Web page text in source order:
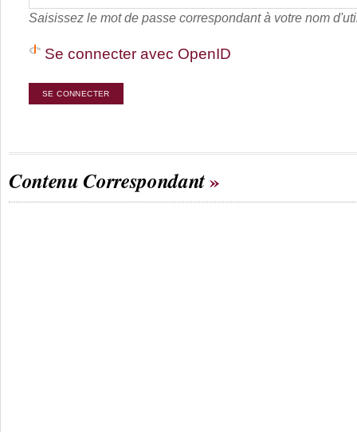
Saisissez le mot de passe correspondant à votre nom
Se connecter avec OpenID
Contenu Correspondant